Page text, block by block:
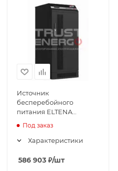
Источник
бесперебойного
питания ELTENA
Под заказ
Характеристики
586 903 ₽/шт